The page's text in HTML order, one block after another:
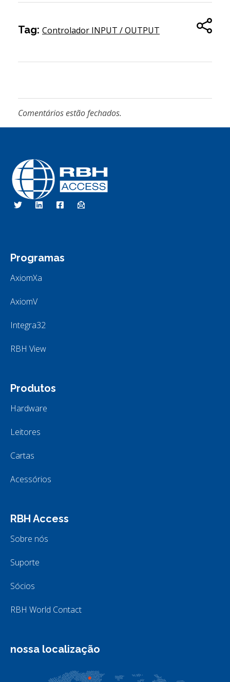
Tag: Controlador INPUT / OUTPUT
Comentários estão fechados.
RBH Access Technologies
Nós somos o Controle de Acesso
Programas
AxiomXa
AxiomV
Integra32
RBH View
Produtos
Hardware
Leitores
Cartas
Acessórios
RBH Access
Sobre nós
Suporte
Sócios
RBH World Contact
nossa localização